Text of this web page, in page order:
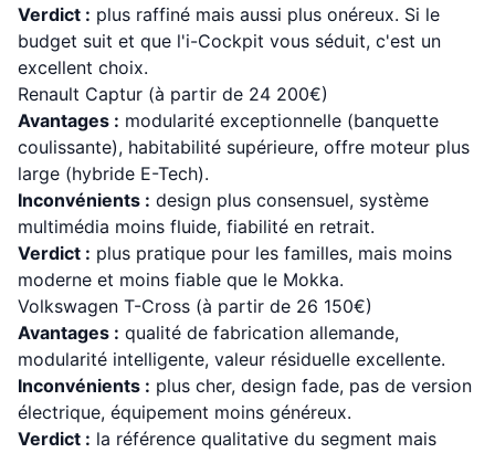
Verdict : plus raffiné mais aussi plus onéreux. Si le
budget suit et que l'i-Cockpit vous séduit, c'est un
excellent choix.
Renault Captur (à partir de 24 200€)
Avantages : modularité exceptionnelle (banquette
coulissante), habitabilité supérieure, offre moteur plus
large (hybride E-Tech).
Inconvénients : design plus consensuel, système
multimédia moins fluide, fiabilité en retrait.
Verdict : plus pratique pour les familles, mais moins
moderne et moins fiable que le Mokka.
Volkswagen T-Cross (à partir de 26 150€)
Avantages : qualité de fabrication allemande,
modularité intelligente, valeur résiduelle excellente.
Inconvénients : plus cher, design fade, pas de version
électrique, équipement moins généreux.
Verdict : la référence qualitative du segment mais